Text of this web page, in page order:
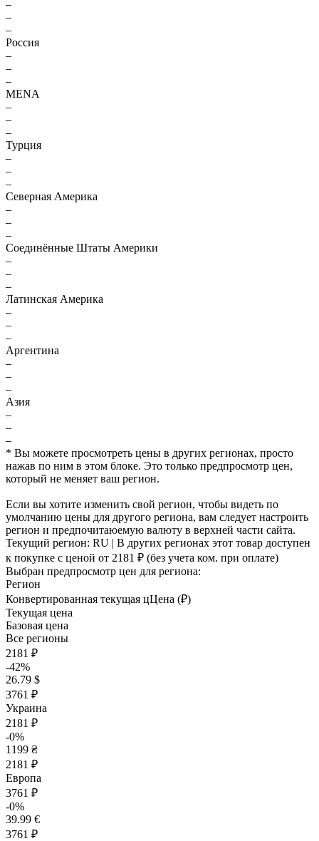
–
–
–
Россия
–
–
–
MENA
–
–
–
Турция
–
–
–
Северная Америка
–
–
–
Соединённые Штаты Америки
–
–
–
Латинская Америка
–
–
–
Аргентина
–
–
–
Азия
–
–
–
* Вы можете просмотреть цены в других регионах, просто
нажав по ним в этом блоке. Это только предпросмотр цен,
который не меняет ваш регион.
Если вы хотите изменить свой регион, чтобы видеть по
умолчанию цены для другого региона, вам следует настроить
регион и предпочитаюемую валюту в верхней части сайта.
Текущий регион: RU | В других регионах этот товар доступен
к покупке с ценой от 2181 ₽ (без учета ком. при оплате)
Выбран предпросмотр цен для региона:
Регион
Конвертированная текущая цЦена (₽)
Текущая цена
Базовая цена
Все регионы
2181 ₽
-42%
26.79 $
3761 ₽
Украина
2181 ₽
-0%
1199 ₴
2181 ₽
Европа
3761 ₽
-0%
39.99 €
3761 ₽